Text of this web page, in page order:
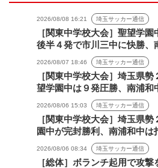
2026/08/08 16:21 埼玉サッカー通信
［関東中学校大会］聖望学
後半４発で市川三中に快勝、
2026/08/07 18:46 埼玉サッカー通信
［関東中学校大会］埼玉県
望学園中は９発圧勝、南浦和
2026/08/06 15:03 埼玉サッカー通信
［関東中学校大会］埼玉県
園中が完封勝利、南浦和中
2026/08/06 08:34 埼玉サッカー通信
［総体］ボランチ起用で攻